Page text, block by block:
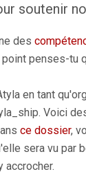
soutenir
des
penses-
en tant
Voici
ce dossier,
sera vu par
accrocher.